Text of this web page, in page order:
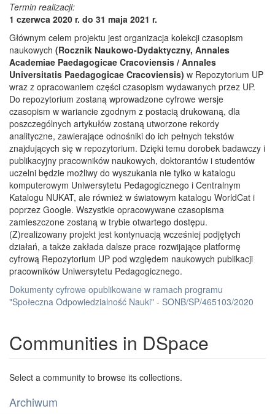
Termin realizacji:
1 czerwca 2020 r. do 31 maja 2021 r.
Głównym celem projektu jest organizacja kolekcji czasopism
naukowych (Rocznik Naukowo-Dydaktyczny, Annales
Academiae Paedagogicae Cracoviensis / Annales
Universitatis Paedagogicae Cracoviensis) w Repozytorium UP
wraz z opracowaniem części czasopism wydawanych przez UP.
Do repozytorium zostaną wprowadzone cyfrowe wersje
czasopism w wariancie zgodnym z postacią drukowaną, dla
poszczególnych artykułów zostaną utworzone rekordy
analityczne, zawierające odnośniki do ich pełnych tekstów
znajdujących się w repozytorium. Dzięki temu dorobek badawczy i
publikacyjny pracowników naukowych, doktorantów i studentów
uczelni będzie możliwy do wyszukania nie tylko w katalogu
komputerowym Uniwersytetu Pedagogicznego i Centralnym
Katalogu NUKAT, ale również w światowym katalogu WorldCat i
poprzez Google. Wszystkie opracowywane czasopisma
zamieszczone zostaną w trybie otwartego dostępu.
(Z)realizowany projekt jest kontynuacją wcześniej podjętych
działań, a także zakłada dalsze prace rozwijające platformę
cyfrową Repozytorium UP pod względem naukowych publikacji
pracowników Uniwersytetu Pedagogicznego.
Dokumenty cyfrowe opublikowane w ramach programu
"Społeczna Odpowiedzialność Nauki" - SONB/SP/465103/2020
Communities in DSpace
Select a community to browse its collections.
Archiwum